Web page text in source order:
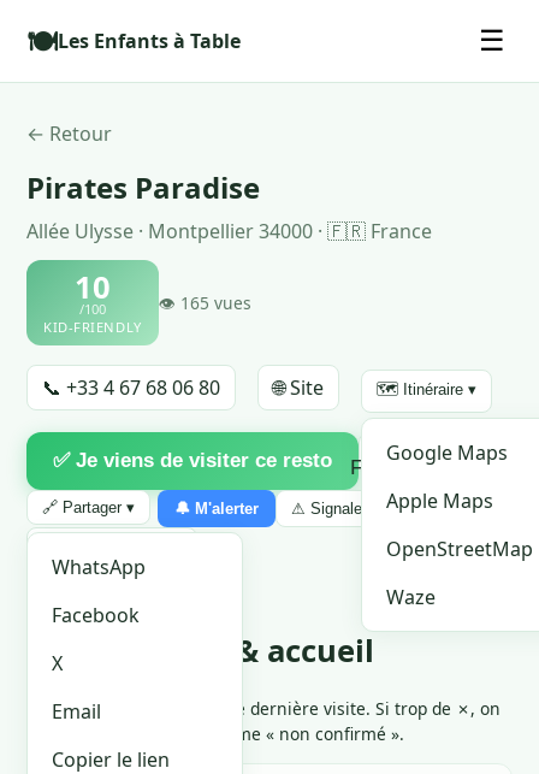
🍽️Les Enfants à Table ☰
← Retour
Pirates Paradise
Allée Ulysse · Montpellier 34000 · 🇫🇷 France
10
/100
KID-FRIENDLY
👁 165 vues
📞 +33 4 67 68 06 80 🌐 Site 🗺️ Itinéraire ▾
Google Maps
Apple Maps
OpenStreetMap
Waze
✅ Je viens de visiter ce resto
♡
Favori
🔗 Partager ▾
WhatsApp
Facebook
X
Email
Copier le lien
🔔 M'alerter
⚠ Signaler
Équipements & accueil
Cliquez 👍 ou 👎 selon votre dernière visite. Si trop de ✗, on
marque l'équipement comme « non confirmé ».